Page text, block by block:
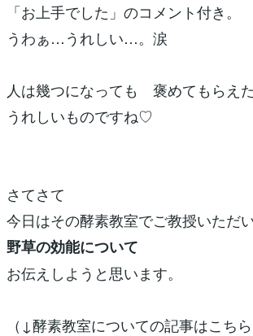
「お上手でした」のコメント付き。
うわぁ…うれしい…。涙
人は幾つになっても 褒めてもらえ
うれしいものですね♡
さてさて
今日はその酵素教室でご教授いただ
野草の効能について
お伝えしようと思います。
（↓酵素教室についての記事はこちら